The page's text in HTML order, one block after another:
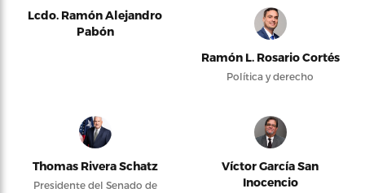
Lcdo. Ramón Alejandro
Pabón
Ramón L. Rosario Cortés
Política y derecho
Thomas Rivera Schatz
Presidente del Senado de
Víctor García San
Inocencio